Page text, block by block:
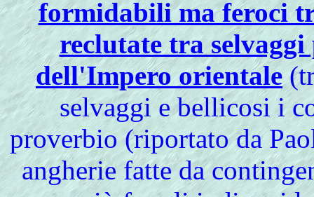
formidabili ma feroci
reclutate tra
dell'Impero orientale
selvaggi e bellicosi i
proverbio (riportato da
angherie fatte da